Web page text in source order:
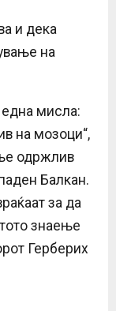
и дека
на
мисла:
на мозоци“,
одржлив
Балкан.
за да
знаење
Герберих